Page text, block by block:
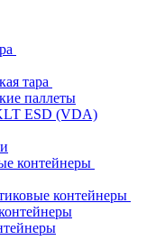
тара
паллеты
ESD (VDA)
контейнеры
контейнеры